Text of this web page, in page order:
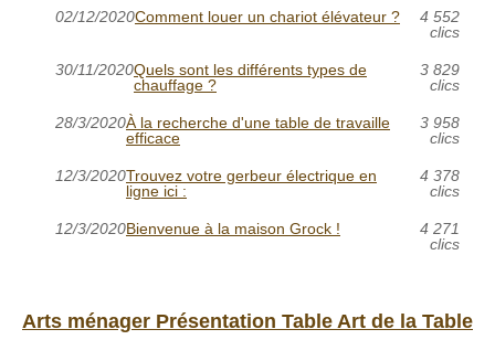
02/12/2020Comment louer un chariot élévateur ?
4 552
clics
30/11/2020Quels sont les différents types de
chauffage ?
3 829
clics
28/3/2020À la recherche d'une table de travaille
efficace
3 958
clics
12/3/2020Trouvez votre gerbeur électrique en
ligne ici :
4 378
clics
12/3/2020Bienvenue à la maison Grock !
4 271
clics
Arts ménager Présentation Table Art de la Table